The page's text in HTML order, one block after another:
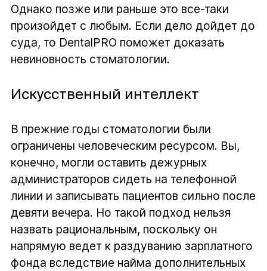
Однако позже или раньше это все-таки
произойдет с любым. Если дело дойдет до
суда, то DentalPRO поможет доказать
невиновность стоматологии.
Искусственный интеллект
В прежние годы стоматологии были
ограничены человеческим ресурсом. Вы,
конечно, могли оставить дежурных
администраторов сидеть на телефонной
линии и записывать пациентов сильно после
девяти вечера. Но такой подход нельзя
назвать рациональным, поскольку он
напрямую ведет к раздуванию зарплатного
фонда вследствие найма дополнительных